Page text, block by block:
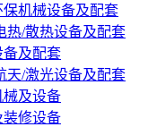
保机械设备及配套
热/散热设备及配套
备及配套
天/激光设备及配套
械及设备
装修设备